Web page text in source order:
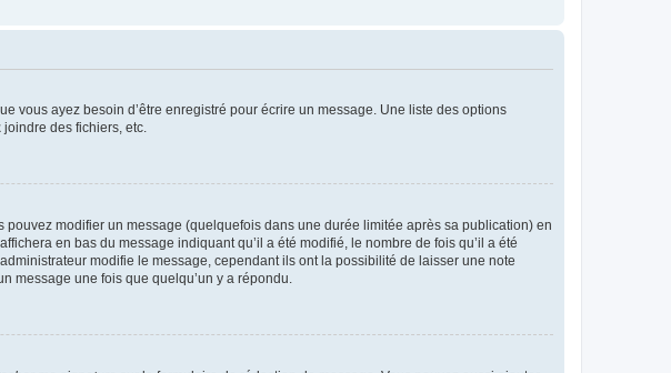
vous ayez besoin d’être enregistré pour écrire un message. Une liste des options
joindre des fichiers, etc.
modifier un message (quelquefois dans une durée limitée après sa publication) en
en bas du message indiquant qu’il a été modifié, le nombre de fois qu’il a été
modifie le message, cependant ils ont la possibilité de laisser une note
message une fois que quelqu’un y a répondu.